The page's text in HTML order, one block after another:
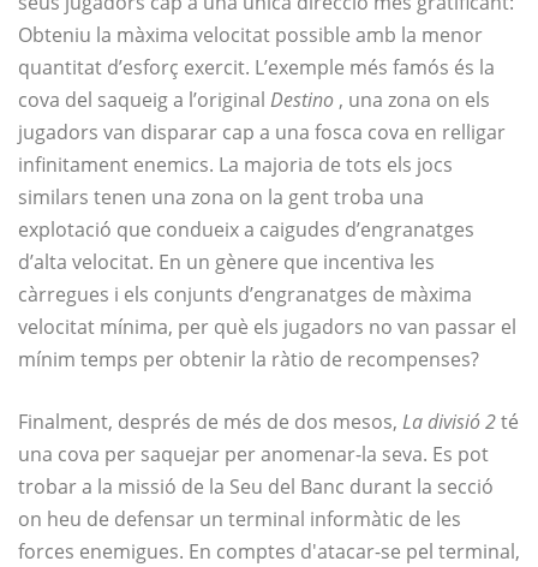
Obteniu la màxima velocitat possible amb la menor
quantitat d’esforç exercit. L’exemple més famós és la
cova del saqueig a l’original Destino , una zona on els
jugadors van disparar cap a una fosca cova en relligar
infinitament enemics. La majoria de tots els jocs
similars tenen una zona on la gent troba una
explotació que condueix a caigudes d’engranatges
d’alta velocitat. En un gènere que incentiva les
càrregues i els conjunts d’engranatges de màxima
velocitat mínima, per què els jugadors no van passar el
mínim temps per obtenir la ràtio de recompenses?
Finalment, després de més de dos mesos, La divisió 2té
una cova per saquejar per anomenar-la seva. Es pot
trobar a la missió de la Seu del Banc durant la secció
on heu de defensar un terminal informàtic de les
forces enemigues. En comptes d'atacar-se pel terminal,